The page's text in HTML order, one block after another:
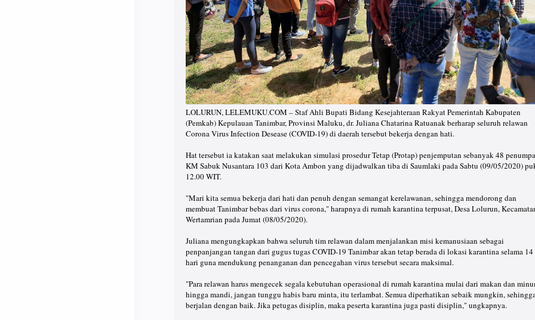
LOLURUN, LELEMUKU.COM – Staf Ahli Bupati Bidang Kesejahteraan Rakyat Pemerintah Kabupaten
(Pemkab) Kepulauan Tanimbar, Provinsi Maluku, dr. Juliana Chatarina Ratuanak berharap seluruh relawan
Corona Virus Infection Desease (COVID-19) di daerah tersebut bekerja dengan hati.
Hat tersebut ia katakan saat melakukan simulasi prosedur Tetap (Protap) penjemputan sebanyak 48
KM Sabuk Nusantara 103 dari Kota Ambon yang dijadwalkan tiba di Saumlaki pada Sabtu (09/05/2020)
12.00 WIT.
"Mari kita semua bekerja dari hati dan penuh dengan semangat kerelawanan, sehingga mendorong dan
membuat Tanimbar bebas dari virus corona," harapnya di rumah karantina terpusat, Desa Lolurun,
Wertamrian pada Jumat (08/05/2020).
Juliana mengungkapkan bahwa seluruh tim relawan dalam menjalankan misi kemanusiaan sebagai
penpanjangan tangan dari gugus tugas COVID-19 Tanimbar akan tetap berada di lokasi karantina selama 14
hari guna mendukung penanganan dan pencegahan virus tersebut secara maksimal.
"Para relawan harus mengecek segala kebutuhan operasional di rumah karantina mulai dari makan dan
hingga mandi, jangan tunggu habis baru minta, itu terlambat. Semua diperhatikan sebaik mungkin,
berjalan dengan baik. Jika petugas disiplin, maka peserta karantina juga pasti disiplin," ungkapnya.